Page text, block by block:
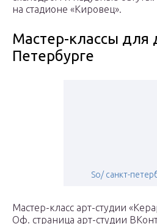
на стадионе «Кировец».
Мастер-классы для
Петербурге
So/ санкт-
Мастер-класс арт-студии
Оф. страница арт-студии